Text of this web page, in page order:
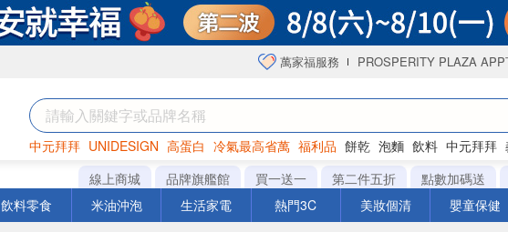
萬家福服務 PROSPERITY PLAZA
中元拜拜 UNIDESIGN 高蛋白 冷氣最高省萬 福利品 餅乾 泡麵 飲料 中元拜拜
罐頭 咖啡 海苔
線上商城 品牌旗艦館 買一送一 第二件五折 點數加碼送
飲料零食 米油沖泡 生活家電 熱門3C 美妝個清 嬰童保健